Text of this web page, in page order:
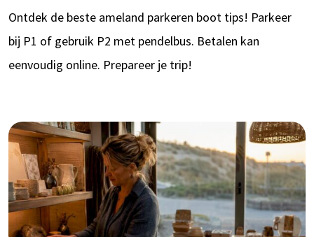
Ontdek de beste ameland parkeren boot tips! Parkeer
bij P1 of gebruik P2 met pendelbus. Betalen kan
eenvoudig online. Prepareer je trip!